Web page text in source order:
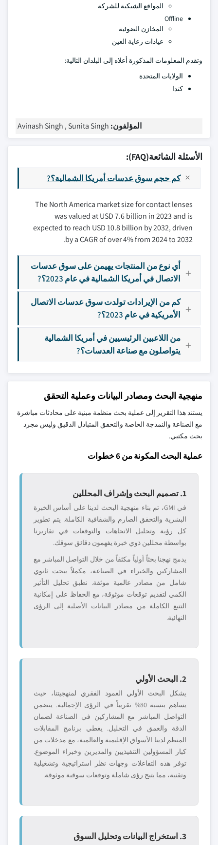
المواقع الشبكية للشركة
Offline
المخازن الضوئية
عيادات رعاية العين
وتقدم المعلومات المذكورة أعلاه إلى البلدان التالية:
الولايات المتحدة
كندا
المؤلفون: Avinash Singh , Sunita Singh
الأسئلة الشائعة(FAQ):
كم حجم سوق عدسات أمريكا الشمالية؟?
The North America market size for contact lenses
was valued at USD 7.6 billion in 2023 and is
expected to reach USD 10.8 billion by 2032, driven
by a CAGR of over 4% from 2024 to 2032.
أي نوع من المنتجات يهيمن على سوق عدسات
الاتصال في أمريكا الشمالية في عام 2023؟?
كم من الإيرادات تولدت سوق عدسات الاتصال
الأمريكية في عام 2023؟?
من اللاعبين الرئيسيين في أمريكا الشمالية
يتواصلون مع صناعة العدسات؟?
منهجية البحث ومصادر البيانات وعملية التحقق
يستند هذا التقرير إلى عملية بحث منظمة مبنية على محادثات مباشرة
مع الصناعة والنمذجة الخاصة والتحقق المتبادل الدقيق وليس مجرد
بحث مكتبي.
عملية البحث المكونة من 6 خطوات
1. تصميم البحث وإشراف المحللين
في GMI، تم بناء منهجية البحث لدينا على أساس الخبرة
البشرية والتحقق الصارم والشفافية الكاملة. يتم تطوير
كل رؤية وتحليل الاتجاهات والتوقعات في تقاريرنا
بواسطة محللين ذوي خبرة يفهمون دقائق سوقك.
يدمج نهجنا بحثاً أولياً مكثفاً من خلال التواصل المباشر مع
المشاركين والخبراء في الصناعة، مكملاً ببحث ثانوي
شامل من مصادر عالمية موثقة. نطبق تحليل التأثير
الكمي لتقديم توقعات موثوقة، مع الحفاظ على إمكانية
التتبع الكاملة من مصادر البيانات الأصلية إلى الرؤى
النهائية.
2. البحث الأولي
يشكل البحث الأولي العمود الفقري لمنهجيتنا، حيث
يساهم بنسبة 80% تقريباً في الرؤى الإجمالية. يتضمن
التواصل المباشر مع المشاركين في الصناعة لضمان
الدقة والعمق في التحليل. يغطي برنامج المقابلات
المنظم لدينا الأسواق الإقليمية والعالمية، مع مدخلات من
كبار المسؤولين التنفيذيين والمديرين وخبراء الموضوع.
توفر هذه التفاعلات وجهات نظر استراتيجية وتشغيلية
وتقنية، مما يتيح رؤى شاملة وتوقعات سوقية موثوقة.
3. استخراج البيانات وتحليل السوق